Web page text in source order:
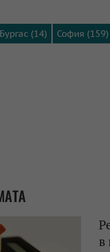
Бургас (14) София (159)
в